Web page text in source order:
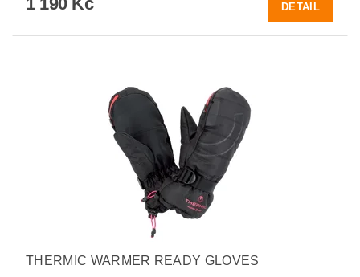
DETAIL
THERMIC WARMER READY GLOVES